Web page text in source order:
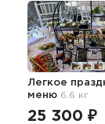
Легкое
меню 6.6 кг
25 300 ₽